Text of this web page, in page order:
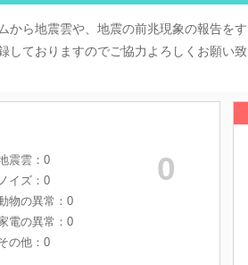
から地震雲や、地震の前兆現象の報告を
しておりますのでご協力よろしくお願い致